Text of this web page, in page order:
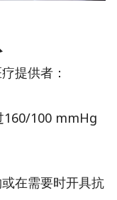
提供者：
160/100 mmHg
在需要时开具抗